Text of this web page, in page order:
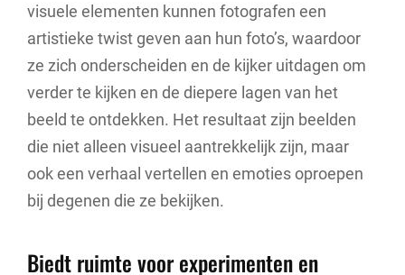
visuele elementen kunnen fotografen een
artistieke twist geven aan hun foto’s, waardoor
ze zich onderscheiden en de kijker uitdagen om
verder te kijken en de diepere lagen van het
beeld te ontdekken. Het resultaat zijn beelden
die niet alleen visueel aantrekkelijk zijn, maar
ook een verhaal vertellen en emoties oproepen
bij degenen die ze bekijken.
Biedt ruimte voor experimenten en